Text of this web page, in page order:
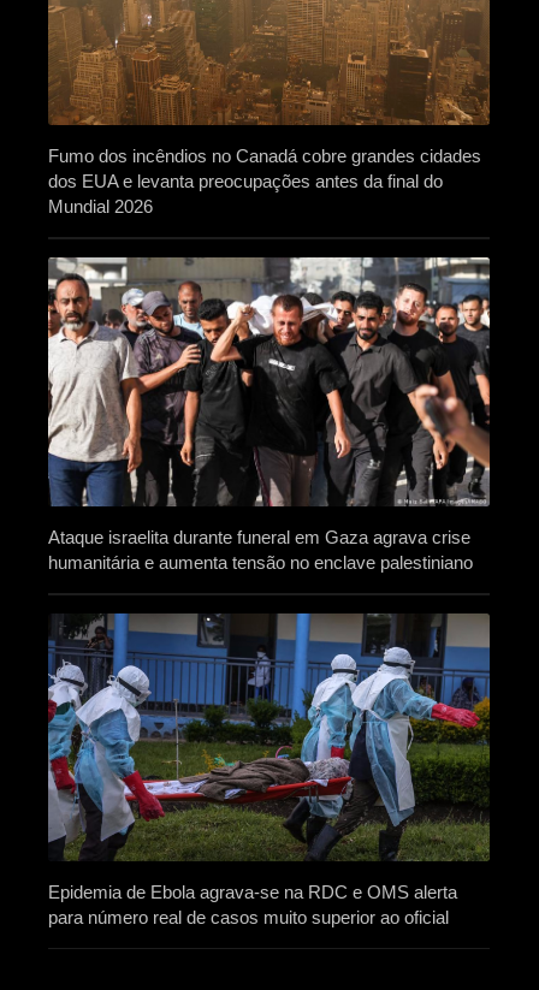
Fumo dos incêndios no Canadá cobre grandes cidades
dos EUA e levanta preocupações antes da final do
Mundial 2026
Ataque israelita durante funeral em Gaza agrava crise
humanitária e aumenta tensão no enclave palestiniano
Epidemia de Ebola agrava-se na RDC e OMS alerta
para número real de casos muito superior ao oficial